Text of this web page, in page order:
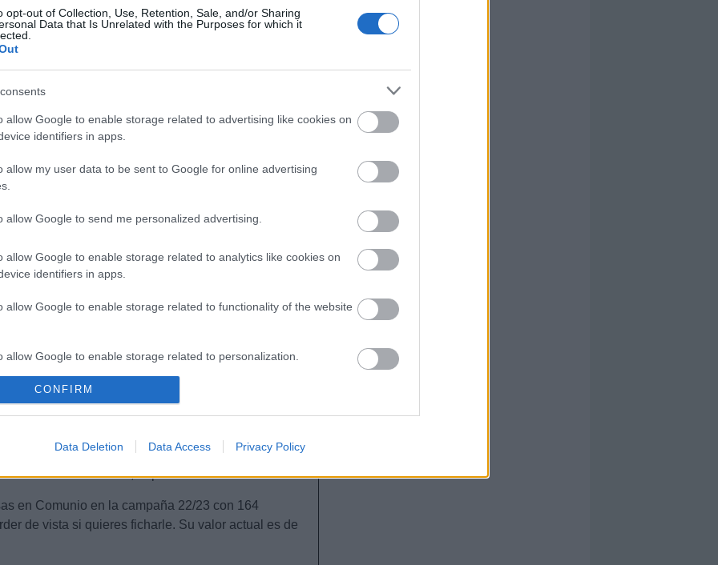
opt-out of Collection, Use, Retention, Sale, and/or Sharing
Data that Is Unrelated with the Purposes for which it
allow Google to enable storage related to advertising like cookies on
identifiers in apps.
allow my user data to be sent to Google for online advertising
allow Google to send me personalized advertising.
allow Google to enable storage related to analytics like cookies on
identifiers in apps.
allow Google to enable storage related to functionality of the website
allow Google to enable storage related to personalization.
allow Google to enable storage related to security, including
CONFIRM
Data Deletion Data Access Privacy Policy
grandes fichajes de la temporada 23/24 en el
por las lesiones, entre ellas una fractura
18 de ellos como titular, y en ellos aportó un
en Comunio.
de la mano de García Pimienta, quien
un esquema 4-3-3. Si quieres jugártela con él
tiene un precio actual de 600.000 euros.
cuatro posibles titulares por menos de 2
jugadores pueden ser titulares para el nuevo
Luis Carrión y están tirados de precio en Comunio.
sevillistas en el curso 23/24 y un fijo en las
como central, aunque también puede
tuvo varias lesiones por las que fue baja en
con una media de 4,93 puntos.
en Comunio en la campaña 22/23 con 164
de vista si quieres ficharle. Su valor actual es de